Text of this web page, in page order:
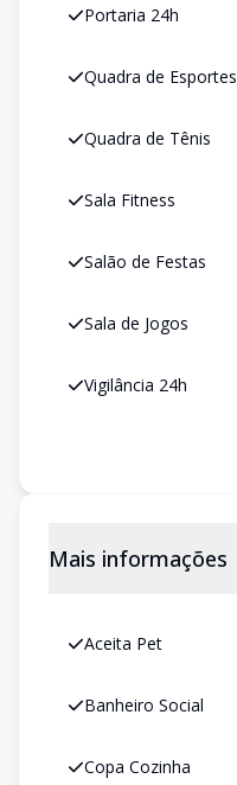
Portaria 24h
Quadra de Esportes
Quadra de Tênis
Sala Fitness
Salão de Festas
Sala de Jogos
Vigilância 24h
Mais informações
Aceita Pet
Banheiro Social
Copa Cozinha